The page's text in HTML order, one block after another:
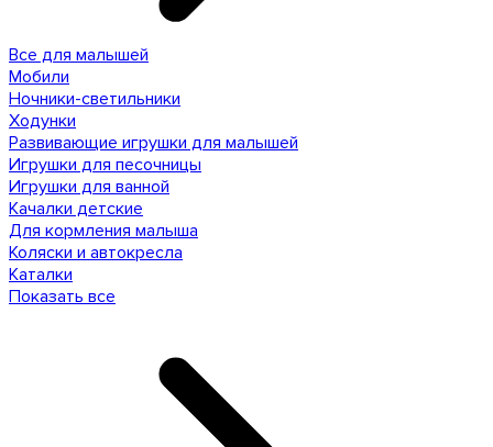
Все для малышей
Мобили
Ночники-светильники
Ходунки
Развивающие игрушки для малышей
Игрушки для песочницы
Игрушки для ванной
Качалки детские
Для кормления малыша
Коляски и автокресла
Каталки
Показать все